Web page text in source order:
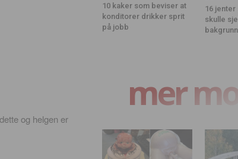
og helgen er
10 kaker som beviser at
konditorer drikker sprit
på jobb
16 jenter
skulle
mer